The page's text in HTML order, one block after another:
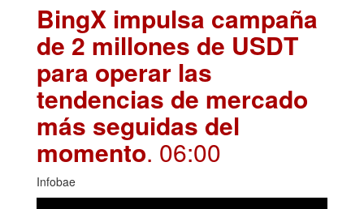
BingX impulsa campaña
de 2 millones de USDT
para operar las
tendencias de mercado
más seguidas del
momento. 06:00
Infobae